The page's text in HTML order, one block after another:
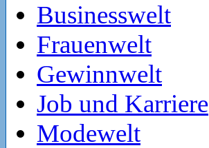
Businesswelt
Frauenwelt
Gewinnwelt
Job und Karriere
Modewelt